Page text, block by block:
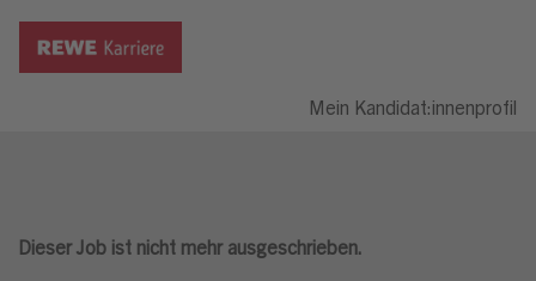
Mein Kandidat:innenprofil
Dieser Job ist nicht mehr ausgeschrieben.